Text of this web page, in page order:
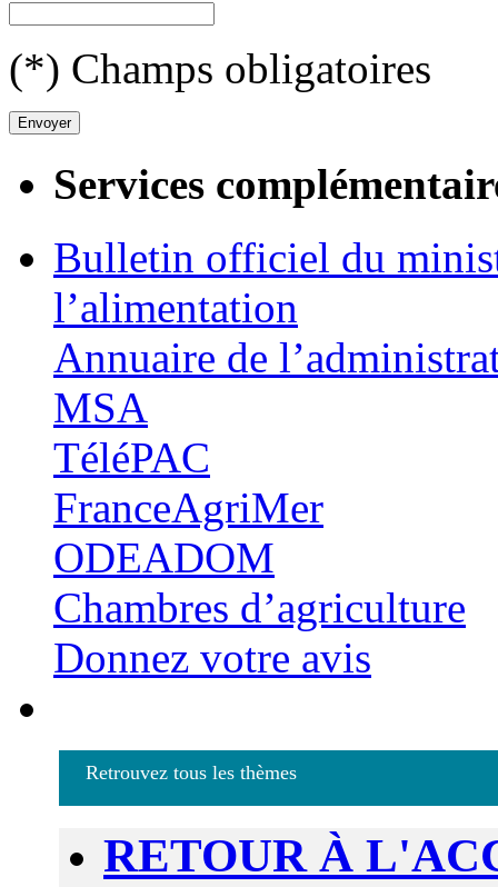
(*) Champs obligatoires
Services
Bulletin officiel du
l’alimentation
Annuaire de
MSA
TéléPAC
FranceAgriMer
ODEADOM
Chambres d’agriculture
Donnez votre avis
Retrouvez tous les thèmes
RETOUR À